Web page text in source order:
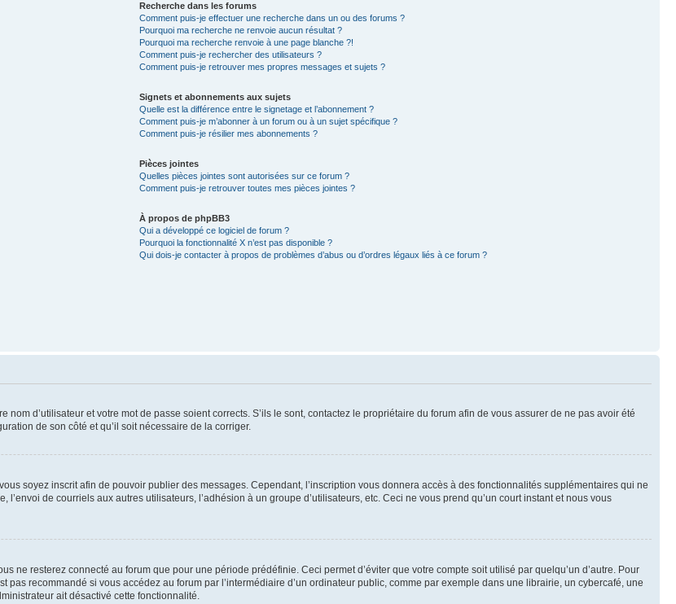
Recherche dans les forums
Comment puis-je effectuer une recherche dans un ou des forums ?
Pourquoi ma recherche ne renvoie aucun résultat ?
Pourquoi ma recherche renvoie à une page blanche ?!
Comment puis-je rechercher des utilisateurs ?
Comment puis-je retrouver mes propres messages et sujets ?
Signets et abonnements aux sujets
Quelle est la différence entre le signetage et l’abonnement ?
Comment puis-je m’abonner à un forum ou à un sujet spécifique ?
Comment puis-je résilier mes abonnements ?
Pièces jointes
Quelles pièces jointes sont autorisées sur ce forum ?
Comment puis-je retrouver toutes mes pièces jointes ?
À propos de phpBB3
Qui a développé ce logiciel de forum ?
Pourquoi la fonctionnalité X n’est pas disponible ?
Qui dois-je contacter à propos de problèmes d’abus ou d’ordres légaux liés à ce forum ?
d’utilisateur et votre mot de passe soient corrects. S’ils le sont, contactez le propriétaire du forum afin de vous assurer de ne pas avoir été
de son côté et qu’il soit nécessaire de la corriger.
soyez inscrit afin de pouvoir publier des messages. Cependant, l’inscription vous donnera accès à des fonctionnalités supplémentaires qui ne
de courriels aux autres utilisateurs, l’adhésion à un groupe d’utilisateurs, etc. Ceci ne vous prend qu’un court instant et nous vous
ne resterez connecté au forum que pour une période prédéfinie. Ceci permet d’éviter que votre compte soit utilisé par quelqu’un d’autre. Pour
recommandé si vous accédez au forum par l’intermédiaire d’un ordinateur public, comme par exemple dans une librairie, un cybercafé, une
ait désactivé cette fonctionnalité.